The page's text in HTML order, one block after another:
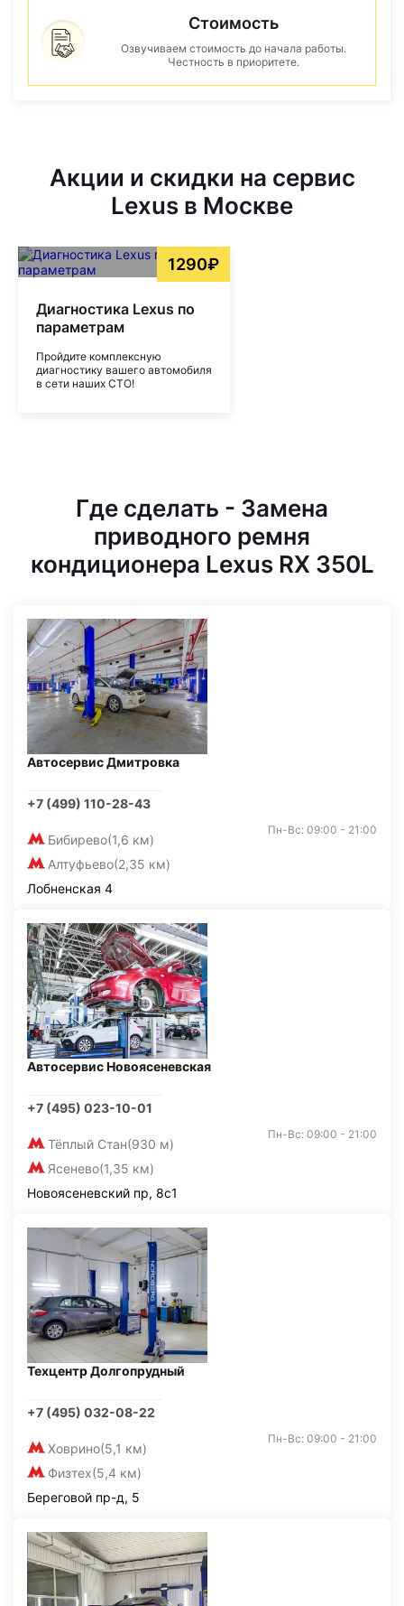
Стоимость
Озвучиваем стоимость до начала работы.
Честность в приоритете.
Акции и скидки на сервис
Lexus в Москве
1290₽
Диагностика Lexus по
параметрам
Пройдите комплексную
диагностику вашего автомобиля
в сети наших СТО!
Где сделать - Замена
приводного ремня
кондиционера Lexus RX 350L
Автосервис Дмитровка
+7 (499) 110-28-43
Бибирево(1,6 км)
Алтуфьево(2,35 км)
Пн-Вс: 09:00 - 21:00
Лобненская 4
Автосервис Новоясеневская
+7 (495) 023-10-01
Тёплый Стан(930 м)
Ясенево(1,35 км)
Пн-Вс: 09:00 - 21:00
Новоясеневский пр, 8с1
Техцентр Долгопрудный
+7 (495) 032-08-22
Ховрино(5,1 км)
Физтех(5,4 км)
Пн-Вс: 09:00 - 21:00
Береговой пр-д, 5